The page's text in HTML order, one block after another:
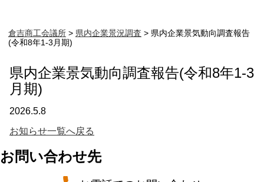
倉吉商工会議所 > 県内企業景況調査 > 県内企業景気動向調査報告
(令和8年1-3月期)
県内企業景気動向調査報告(令和8年1-3
月期)
2026.5.8
お知らせ一覧へ戻る
お問い合わせ先